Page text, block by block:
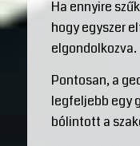
Ha ennyire
hogy egyszer
elgondolkozva.
Pontosan, a
legfeljebb egy
bólintott a